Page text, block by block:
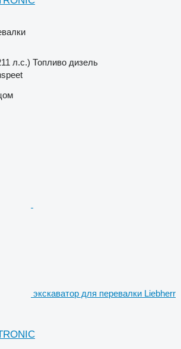
л.с.) Топливо дизель
экскаватор для перевалки Liebherr